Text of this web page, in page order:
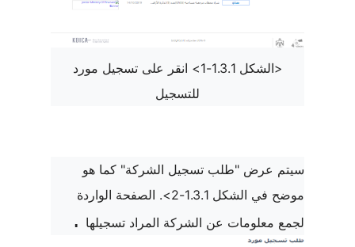
<الشكل 1.3.1-1> انقر على تسجيل مورد
للتسجيل
سيتم عرض "طلب تسجيل الشركة" كما هو
موضح في الشكل 1.3.1-2>. الصفحة الواردة
لجمع معلومات عن الشركة المراد تسجيلها .